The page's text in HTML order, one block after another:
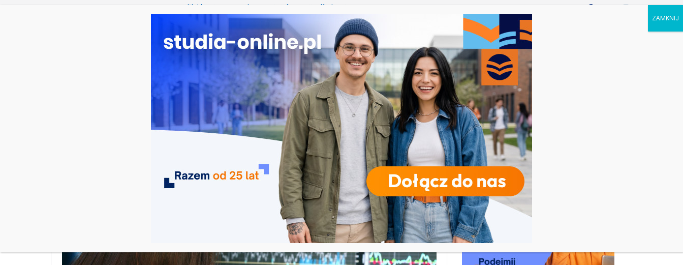
Prawo w Łomży
Pedagogika przedszkolna i wczesnoszkolna w Skierniewicach
Kosmetologia w Opolu
Logistyka – studia inżynierskie na Uniwersytecie Szczecińskim
UCZELNIE KIERUNKI RODZAJE STUDIÓW REKRUTACJA DRZWI OTWARTE TOP STUDIA KALENDARZ